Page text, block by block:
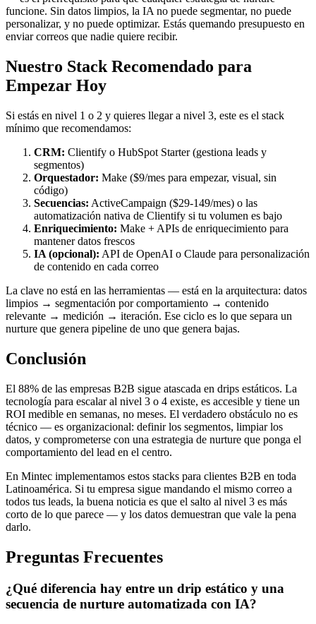
funcione. Sin datos limpios, la IA no puede segmentar, no puede
personalizar, y no puede optimizar. Estás quemando presupuesto en
enviar correos que nadie quiere recibir.
Nuestro Stack Recomendado para
Empezar Hoy
Si estás en nivel 1 o 2 y quieres llegar a nivel 3, este es el stack
mínimo que recomendamos:
CRM: Clientify o HubSpot Starter (gestiona leads y
segmentos)
Orquestador: Make ($9/mes para empezar, visual, sin
código)
Secuencias: ActiveCampaign ($29-149/mes) o las
automatización nativa de Clientify si tu volumen es bajo
Enriquecimiento: Make + APIs de enriquecimiento para
mantener datos frescos
IA (opcional): API de OpenAI o Claude para personalización
de contenido en cada correo
La clave no está en las herramientas — está en la arquitectura: datos
limpios → segmentación por comportamiento → contenido
relevante → medición → iteración. Ese ciclo es lo que separa un
nurture que genera pipeline de uno que genera bajas.
Conclusión
El 88% de las empresas B2B sigue atascada en drips estáticos. La
tecnología para escalar al nivel 3 o 4 existe, es accesible y tiene un
ROI medible en semanas, no meses. El verdadero obstáculo no es
técnico — es organizacional: definir los segmentos, limpiar los
datos, y comprometerse con una estrategia de nurture que ponga el
comportamiento del lead en el centro.
En Mintec implementamos estos stacks para clientes B2B en toda
Latinoamérica. Si tu empresa sigue mandando el mismo correo a
todos tus leads, la buena noticia es que el salto al nivel 3 es más
corto de lo que parece — y los datos demuestran que vale la pena
darlo.
Preguntas Frecuentes
¿Qué diferencia hay entre un drip estático y una
secuencia de nurture automatizada con IA?